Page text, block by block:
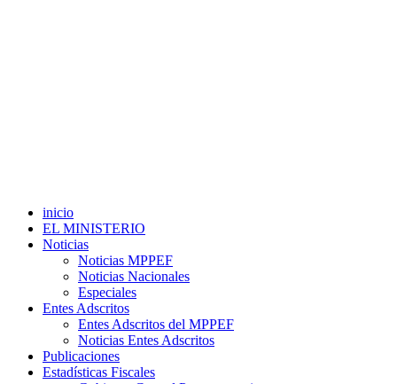
inicio
EL MINISTERIO
Noticias
Noticias MPPEF
Noticias Nacionales
Especiales
Entes Adscritos
Entes Adscritos del MPPEF
Noticias Entes Adscritos
Publicaciones
Estadísticas Fiscales